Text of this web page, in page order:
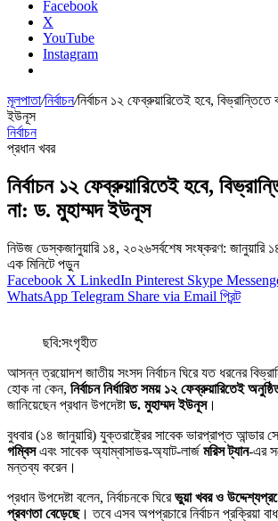
Facebook
X
YouTube
Instagram
মূলপাতা/নির্বাচন/নির্বাচন ১২ ফেব্রুয়ারিতেই হবে,
ইউনূস
নির্বাচন
প্রধান খবর
নির্বাচন ১২ ফেব্রুয়ারিতেই হবে,
না: ড. মুহাম্মদ ইউনূস
নিউজ ডেস্কজানুয়ারি ১৪, ২০২৬সর্বশেষ সংষ্করণ: জানুয়ারি
এক মিনিটে পড়ুন
Facebook X LinkedIn Pinterest Skype
WhatsApp Telegram Share via Email প্রিন্ট
ছবি:সংগৃহীত
আসন্ন ত্রয়োদশ জাতীয় সংসদ নির্বাচন ঘিরে যত ধরনের
হোক না কেন, নির্বাচন নির্ধারিত সময় ১২ ফেব্রুয়ারিতেই
জানিয়েছেন প্রধান উপদেষ্টা ড. মুহাম্মদ ইউনূস।
বুধবার (১৪ জানুয়ারি) যুক্তরাষ্ট্রের সাবেক ভারপ্রাপ্ত আন্ডার
গম্বিসএবং সাবেক অ্যাম্বাসাডর-অ্যাট-লার্জ মরিস ট্যান-এর
মন্তব্য করেন।
প্রধান উপদেষ্টা বলেন, নির্বাচনকে ঘিরেভুয়া খবর ও
প্রবণতা বেড়েছে। তবে এসব অপপ্রচারে নির্বাচন প্রক্রিয়া